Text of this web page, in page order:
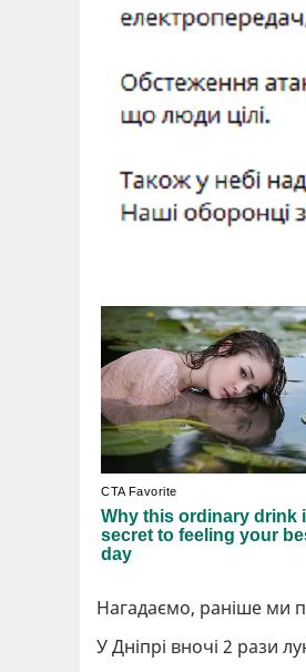
Нагадаємо, раніше ми
У Дніпрі вночі 2 рази